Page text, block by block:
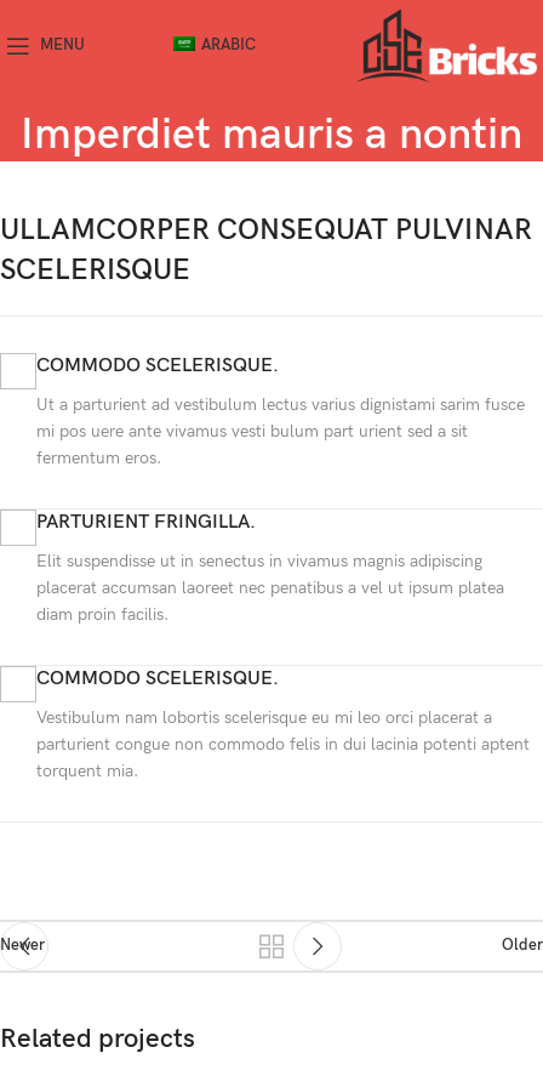
MENU ARABIC
Imperdiet mauris a nontin
ULLAMCORPER CONSEQUAT PULVINAR
SCELERISQUE
COMMODO SCELERISQUE.
Ut a parturient ad vestibulum lectus varius dignistami sarim fusce
mi pos uere ante vivamus vesti bulum part urient sed a sit
fermentum eros.
PARTURIENT FRINGILLA.
Elit suspendisse ut in senectus in vivamus magnis adipiscing
placerat accumsan laoreet nec penatibus a vel ut ipsum platea
diam proin facilis.
COMMODO SCELERISQUE.
Vestibulum nam lobortis scelerisque eu mi leo orci placerat a
parturient congue non commodo felis in dui lacinia potenti aptent
torquent mia.
Newer Older
Related projects